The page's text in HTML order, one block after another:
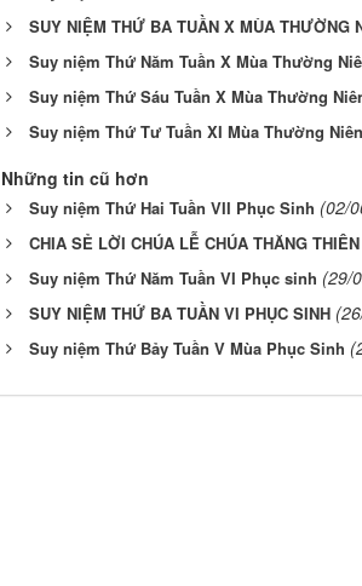
SUY NIỆM THỨ BA TUẦN X MÙA THƯỜNG
Suy niệm Thứ Năm Tuần X Mùa Thường
Suy niệm Thứ Sáu Tuần X Mùa Thường
Suy niệm Thứ Tư Tuần XI Mùa Thường Niên
Những tin cũ hơn
Suy niệm Thứ Hai Tuần VII Phục Sinh (02/
CHIA SẺ LỜI CHÚA LỄ CHÚA THĂNG THIÊN
Suy niệm Thứ Năm Tuần VI Phục sinh (29/
SUY NIỆM THỨ BA TUẦN VI PHỤC SINH
Suy niệm Thứ Bảy Tuần V Mùa Phục Sinh